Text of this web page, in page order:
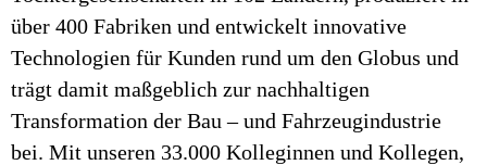
über 400 Fabriken und entwickelt innovative
Technologien für Kunden rund um den Globus und
trägt damit maßgeblich zur nachhaltigen
Transformation der Bau – und Fahrzeugindustrie
bei. Mit unseren 33.000 Kolleginnen und Kollegen,